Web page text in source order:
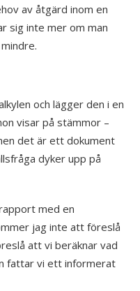
av åtgärd inom en
sig inte mer om man
och lägger den i en
visar på stämmor –
det är ett dokument
dyker upp på
med en
jag inte att föreslå
att vi beräknar vad
fattar vi ett informerat